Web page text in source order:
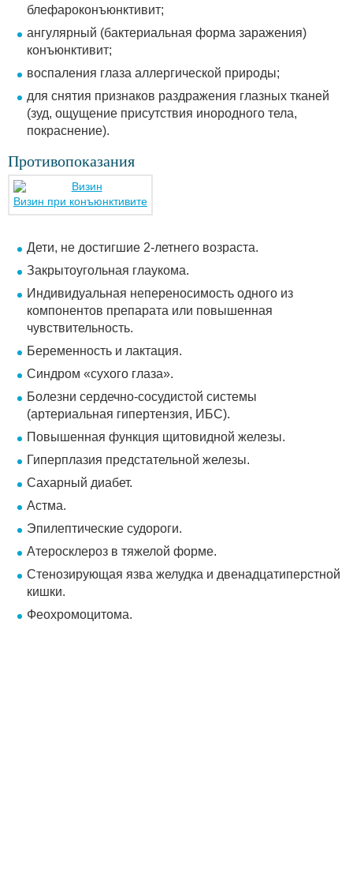
блефароконъюнктивит;
ангулярный (бактериальная форма заражения)
конъюнктивит;
воспаления глаза аллергической природы;
для снятия признаков раздражения глазных тканей
(зуд, ощущение присутствия инородного тела,
покраснение).
Противопоказания
Визин при конъюнктивите
Дети, не достигшие 2-летнего возраста.
Закрытоугольная глаукома.
Индивидуальная непереносимость одного из
компонентов препарата или повышенная
чувствительность.
Беременность и лактация.
Синдром «сухого глаза».
Болезни сердечно-сосудистой системы
(артериальная гипертензия, ИБС).
Повышенная функция щитовидной железы.
Гиперплазия предстательной железы.
Сахарный диабет.
Астма.
Эпилептические судороги.
Атеросклероз в тяжелой форме.
Стенозирующая язва желудка и двенадцатиперстной
кишки.
Феохромоцитома.